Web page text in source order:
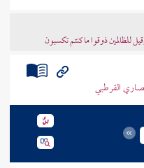
للظالمين ذوقوا ما كنتم تكسبون
القرطبي